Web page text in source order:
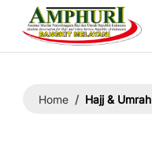
Home Hajj & Umrah